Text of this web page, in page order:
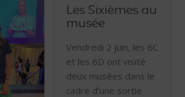
Les Sixièmes au
musée
Vendredi 2 juin, les 6C
et les 6D ont visité
deux musées dans le
cadre d’une sortie